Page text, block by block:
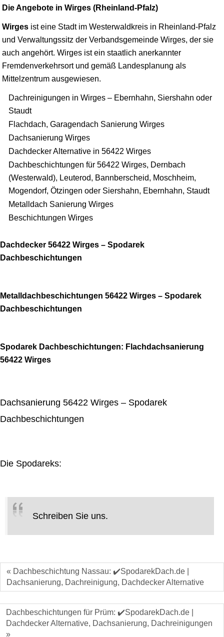
Die Angebote in Wirges (Rheinland-Pfalz)
Wirges ist eine Stadt im Westerwaldkreis in Rheinland-Pfalz
und Verwaltungssitz der Verbandsgemeinde Wirges, der sie
auch angehört. Wirges ist ein staatlich anerkannter
Fremdenverkehrsort und gemäß Landesplanung als
Mittelzentrum ausgewiesen.
Dachreinigungen in Wirges – Ebernhahn, Siershahn oder
Staudt
Flachdach, Garagendach Sanierung Wirges
Dachsanierung Wirges
Dachdecker Alternative in 56422 Wirges
Dachbeschichtungen für 56422 Wirges, Dernbach
(Westerwald), Leuterod, Bannberscheid, Moschheim,
Mogendorf, Ötzingen oder Siershahn, Ebernhahn, Staudt
Metalldach Sanierung Wirges
Beschichtungen Wirges
Dachdecker 56422 Wirges – Spodarek
Dachbeschichtungen
Metalldachbeschichtungen 56422 Wirges – Spodarek
Dachbeschichtungen
Spodarek Dachbeschichtungen: Flachdachsanierung
56422 Wirges
Dachsanierung 56422 Wirges – Spodarek
Dachbeschichtungen
Die Spodareks:
Schreiben Sie uns.
« Dachbeschichtung Nassau: ✔️SpodarekDach.de |
Dachsanierung, Dachreinigung, Dachdecker Alternative
Dachbeschichtungen für Prüm: ✔️SpodarekDach.de |
Dachdecker Alternative, Dachsanierung, Dachreinigungen
»